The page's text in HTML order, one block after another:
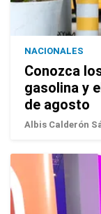
NACIONALES
Conozca
gasolina y
de agosto
Albis Calderón